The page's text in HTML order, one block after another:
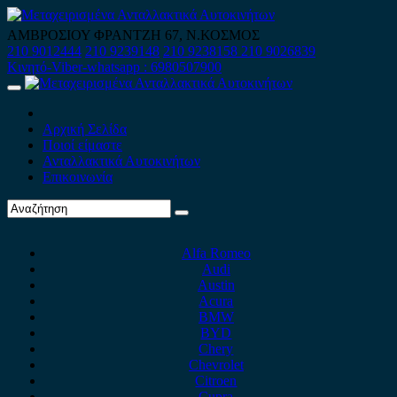
Skip
to
content
ΑΜΒΡΟΣΙΟΥ ΦΡΑΝΤΖΗ 67, Ν.ΚΟΣΜΟΣ
210 9012444 210 9239148 210 9238158 210 9026839
Κινητό-Viber-whatsapp : 6980507900
Primary
Αρχική Σελίδα
Ποιοί είμαστε
Ανταλλακτικά Αυτοκινήτων
Επικοινωνία
Alfa Romeo
Audi
Austin
Acura
BMW
BYD
Chery
Chevrolet
Citroen